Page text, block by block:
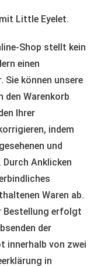
Little Eyelet.
Shop stellt kein
einen
Sie können unsere
den Warenkorb
Ihrer
indem
und
Anklicken
Waren ab.
Bestellung erfolgt
der
innerhalb von zwei
in